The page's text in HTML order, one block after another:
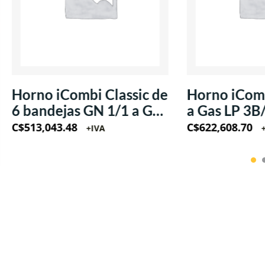
Horno iCombi Classic de
6 bandejas GN 1/1 a Gas
LP 220V/60Hz/1Ph
C$513,043.48 +IVA
Horno
a Gas LP
220V/
C$622,608.70